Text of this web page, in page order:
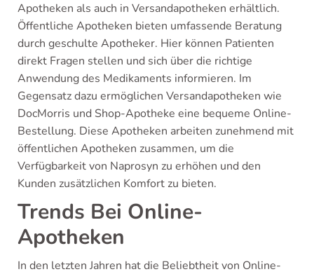
Apotheken als auch in Versandapotheken erhältlich.
Öffentliche Apotheken bieten umfassende Beratung
durch geschulte Apotheker. Hier können Patienten
direkt Fragen stellen und sich über die richtige
Anwendung des Medikaments informieren. Im
Gegensatz dazu ermöglichen Versandapotheken wie
DocMorris und Shop-Apotheke eine bequeme Online-
Bestellung. Diese Apotheken arbeiten zunehmend mit
öffentlichen Apotheken zusammen, um die
Verfügbarkeit von Naprosyn zu erhöhen und den
Kunden zusätzlichen Komfort zu bieten.
Trends Bei Online-
Apotheken
In den letzten Jahren hat die Beliebtheit von Online-